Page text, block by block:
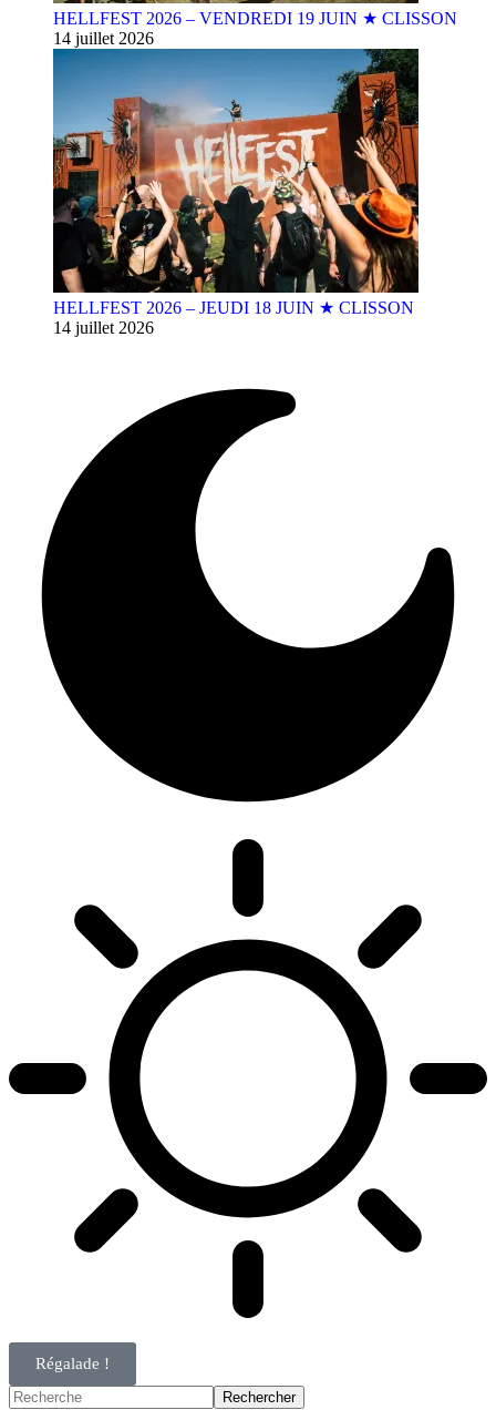
HELLFEST 2026 – VENDREDI 19 JUIN ★ CLISSON
14 juillet 2026
HELLFEST 2026 – JEUDI 18 JUIN ★ CLISSON
14 juillet 2026
Régalade !